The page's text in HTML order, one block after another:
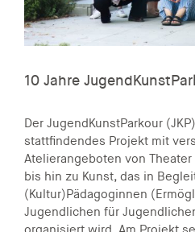
10 Jahre
Der JugendKunstParkour
stattfindendes Projekt mit
Atelierangeboten von
bis hin zu Kunst, das in
(Kultur)Pädagoginnen
Jugendlichen für